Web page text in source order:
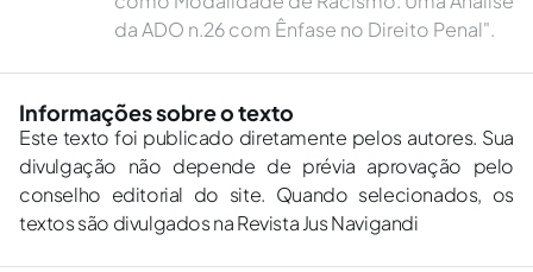
da ADO n.26 com Ênfase no Direito Penal".
Informações sobre o texto
Este texto foi publicado diretamente pelos autores. Sua
divulgação não depende de prévia aprovação pelo
conselho editorial do site. Quando selecionados, os
textos são divulgados na Revista Jus Navigandi